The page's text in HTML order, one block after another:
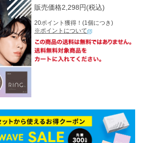
販売価格2,298円(税込)
20ポイント獲得！(1個につき)
※ポイントについて